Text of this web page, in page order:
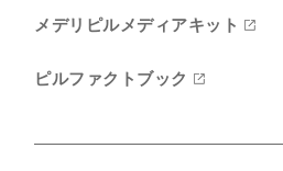
メデリピルメディアキット
ピルファクトブック